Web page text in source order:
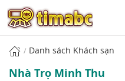
Danh sách Khách sạn
Nhà Trọ Minh Thu